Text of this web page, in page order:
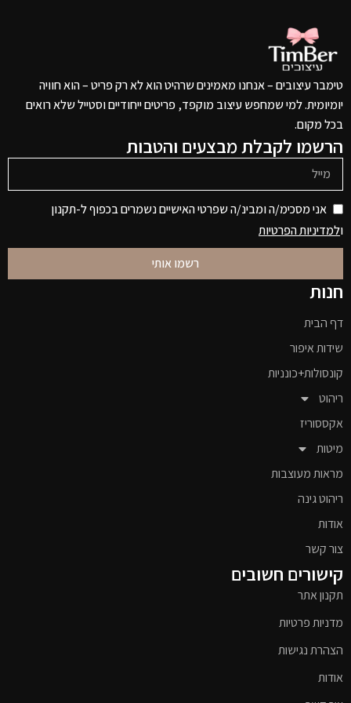
טימבר עיצובים – אנחנו מאמינים שרהיט הוא לא רק פריט – הוא חוויה
יומיומית. למי שמחפש עיצוב מוקפד, פריטים ייחודיים וסטייל שלא רואים
בכל מקום.
הרשמו לקבלת מבצעים והטבות
אני מסכימ/ה ומבינ/ה שפרטי האישיים נשמרים בכפוף ל-תקנון
ולמדיניות הפרטיות
רשמו אותי
חנות
דף הבית
שידות איפור
קונסולות+כונניות
ריהוט
אקססוריז
מיטות
מראות מעוצבות
ריהוט גינה
אודות
צור קשר
קישורים חשובים
תקנון אתר
מדניות פרטיות
הצהרת נגישות
אודות